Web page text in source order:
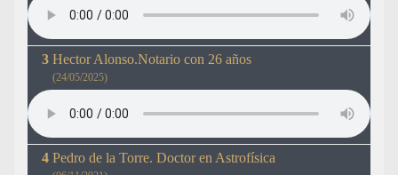
Hector Alonso.Notario con 26 años
(24/05/2025)
Pedro de la Torre. Doctor en Astrofísica